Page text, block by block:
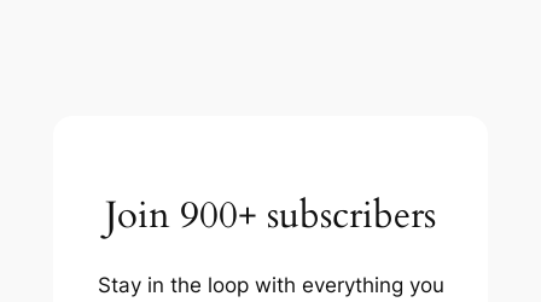
Join 900+ subscribers
Stay in the loop with everything you